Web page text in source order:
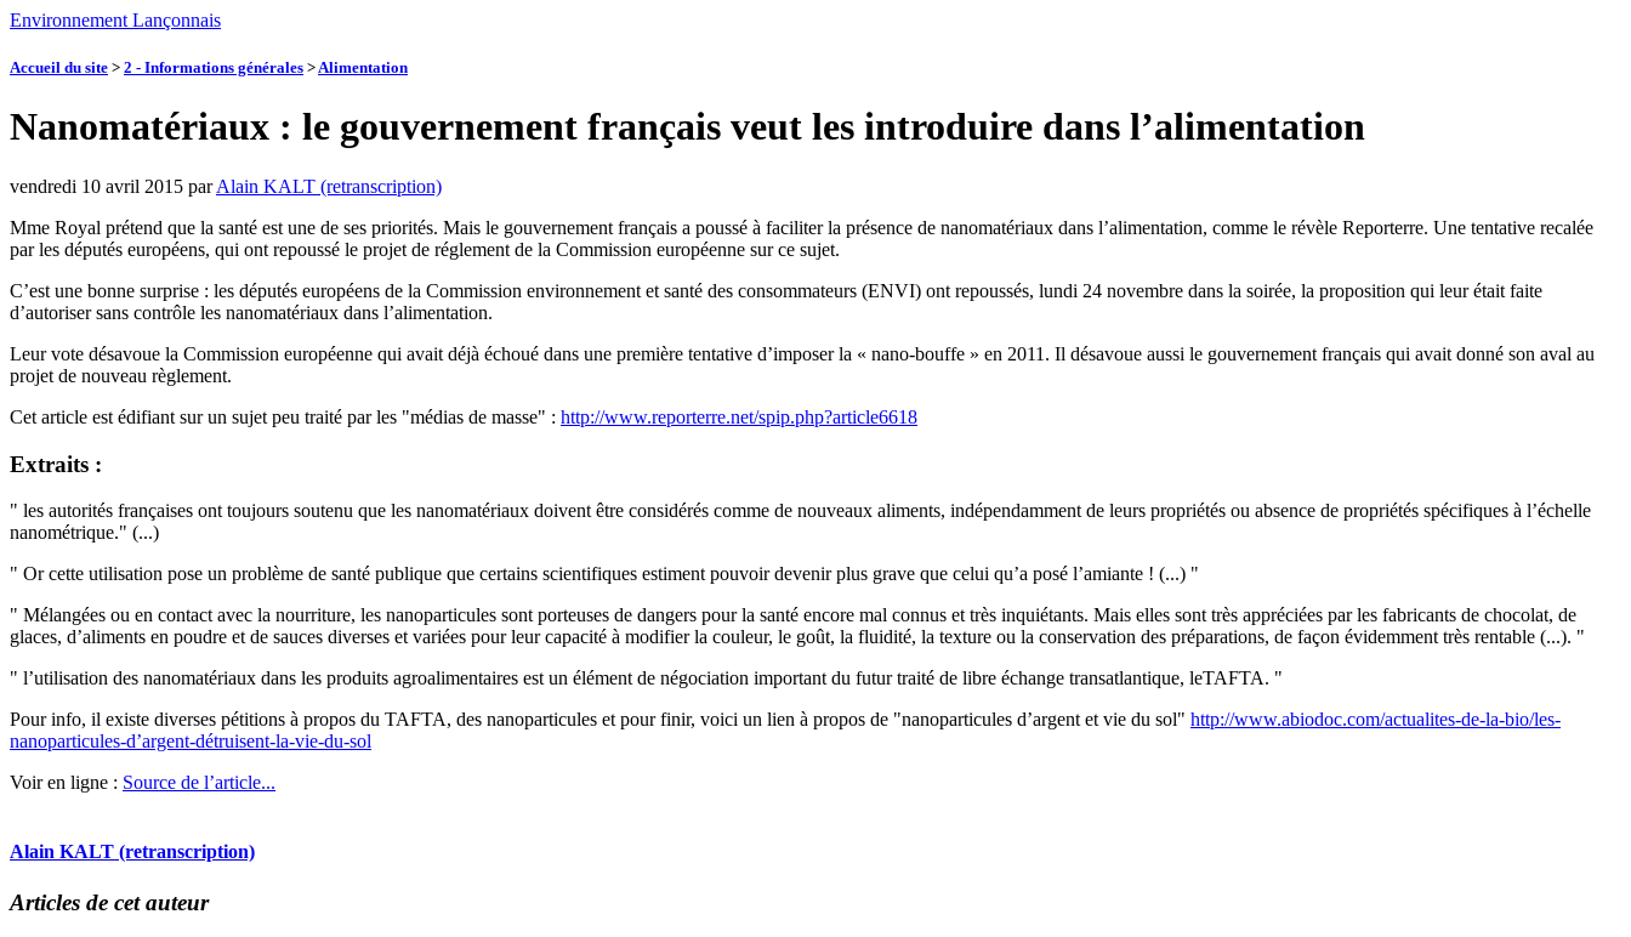
Environnement Lançonnais
Accueil du site > 2 - Informations générales >Alimentation
Nanomatériaux : le gouvernement français veut les introduire dans l’alimentation
vendredi 10 avril 2015 parAlain KALT (retranscription)
Mme Royal prétend que la santé est une de ses priorités. Mais le gouvernement français a poussé à faciliter la présence de nanomatériaux dans l’alimentation, comme le révèle Reporterre. Une tentative recalée
par les députés européens, qui ont repoussé le projet de réglement de la Commission européenne sur ce sujet.
C’est une bonne surprise : les députés européens de la Commission environnement et santé des consommateurs (ENVI) ont repoussés, lundi 24 novembre dans la soirée, la proposition qui leur était faite
d’autoriser sans contrôle les nanomatériaux dans l’alimentation.
Leur vote désavoue la Commission européenne qui avait déjà échoué dans une première tentative d’imposer la « nano-bouffe » en 2011. Il désavoue aussi le gouvernement français qui avait donné son aval au
projet de nouveau règlement.
Cet article est édifiant sur un sujet peu traité par les "médias de masse" : http://www.reporterre.net/spip.php?article6618
Extraits :
" les autorités françaises ont toujours soutenu que les nanomatériaux doivent être considérés comme de nouveaux aliments, indépendamment de leurs propriétés ou absence de propriétés spécifiques à l’échelle
nanométrique." (...)
" Or cette utilisation pose un problème de santé publique que certains scientifiques estiment pouvoir devenir plus grave que celui qu’a posé l’amiante ! (...) "
" Mélangées ou en contact avec la nourriture, les nanoparticules sont porteuses de dangers pour la santé encore mal connus et très inquiétants. Mais elles sont très appréciées par les fabricants de chocolat, de
glaces, d’aliments en poudre et de sauces diverses et variées pour leur capacité à modifier la couleur, le goût, la fluidité, la texture ou la conservation des préparations, de façon évidemment très rentable (...). "
" l’utilisation des nanomatériaux dans les produits agroalimentaires est un élément de négociation important du futur traité de libre échange transatlantique, leTAFTA. "
Pour info, il existe diverses pétitions à propos du TAFTA, des nanoparticules et pour finir, voici un lien à propos de "nanoparticules d’argent et vie du sol" http://www.abiodoc.com/actualites-de-la-bio/les-
nanoparticules-d’argent-détruisent-la-vie-du-sol
Voir en ligne : Source de l’article...
Alain KALT (retranscription)
Articles de cet auteur